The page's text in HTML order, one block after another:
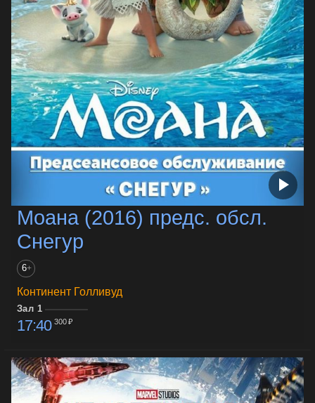
Моана (2016) предс. обсл.
Снегур
6+
Континент Голливуд
Зал 1
17:40 300 ₽